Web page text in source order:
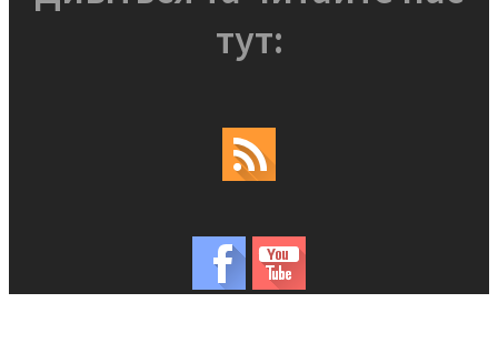
тут: